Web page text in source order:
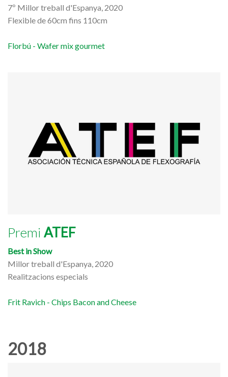
7º Millor treball d'Espanya, 2020
Flexible de 60cm fins 110cm
Florbú - Wafer mix gourmet
Premi ATEF
Best in Show
Millor treball d'Espanya, 2020
Realitzacions especials
Frit Ravich - Chips Bacon and Cheese
2018